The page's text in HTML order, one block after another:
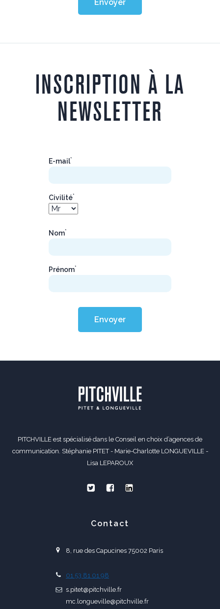
Envoyer
INSCRIPTION À LA
NEWSLETTER
E-mail*
Civilité*
Nom*
Prénom*
Envoyer
PITCHVILLE est spécialisé dans le Conseil en choix d’agences de
communication. Stéphanie PITET - Marie-Charlotte LONGUEVILLE -
Lisa LEPAROUX
Contact
8, rue des Capucines 75002 Paris
01 53 81 01 98
s.pitet@pitchville.fr
mc.longueville@pitchville.fr